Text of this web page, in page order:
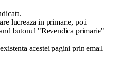
lucreaza in primarie, poti
butonul "Revendica primarie"
acestei pagini prin email